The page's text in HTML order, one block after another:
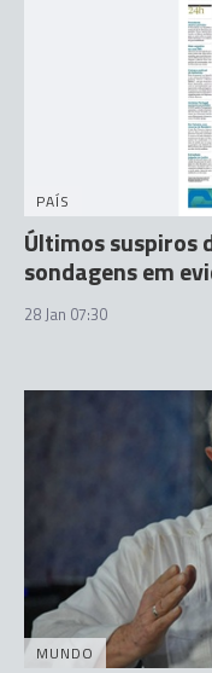
PAÍS
Últimos suspiros
sondagens em
28 Jan 07:30
MUNDO